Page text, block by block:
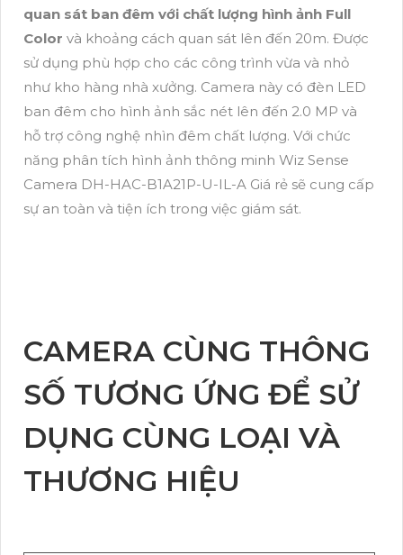
quan sát ban đêm với chất lượng hình ảnh Full
Color và khoảng cách quan sát lên đến 20m. Được
sử dụng phù hợp cho các công trình vừa và nhỏ
như kho hàng nhà xưởng. Camera này có đèn LED
ban đêm cho hình ảnh sắc nét lên đến 2.0 MP và
hỗ trợ công nghệ nhìn đêm chất lượng. Với chức
năng phân tích hình ảnh thông minh Wiz Sense
Camera DH-HAC-B1A21P-U-IL-A Giá rẻ sẽ cung cấp
sự an toàn và tiện ích trong việc giám sát.
CAMERA CÙNG THÔNG
SỐ TƯƠNG ỨNG ĐỂ SỬ
DỤNG CÙNG LOẠI VÀ
THƯƠNG HIỆU